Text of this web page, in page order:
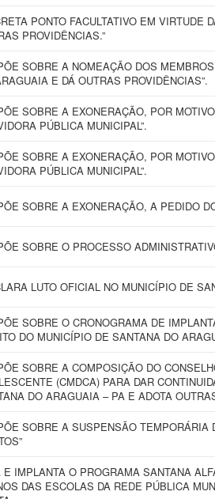
PONTO FACULTATIVO EM VIRTUDE
PROVIDÊNCIAS.”
SOBRE A NOMEAÇÃO DOS
E DÁ OUTRAS PROVIDÊNCIAS”.
SOBRE A EXONERAÇÃO, POR
PÚBLICA MUNICIPAL”.
SOBRE A EXONERAÇÃO, POR
PÚBLICA MUNICIPAL”.
SOBRE A EXONERAÇÃO, A PEDIDO
SOBRE O PROCESSO
LUTO OFICIAL NO MUNICÍPIO DE
SOBRE O CRONOGRAMA DE
DO MUNICÍPIO DE SANTANA DO
SOBRE A COMPOSIÇÃO DO
(CMDCA) PARA DAR
DO ARAGUAIA – PA E ADOTA
SOBRE A SUSPENSÃO
E IMPLANTA O PROGRAMA SANTANA
DAS ESCOLAS DA REDE PÚBLICA